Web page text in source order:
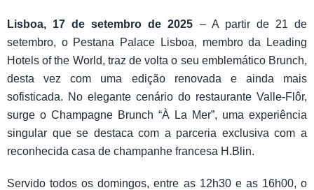
Lisboa, 17 de setembro de 2025 – A partir de 21 de
setembro, o Pestana Palace Lisboa, membro da Leading
Hotels of the World, traz de volta o seu emblemático Brunch,
desta vez com uma edição renovada e ainda mais
sofisticada. No elegante cenário do restaurante Valle-Flôr,
surge o Champagne Brunch “À La Mer”, uma experiência
singular que se destaca com a parceria exclusiva com a
reconhecida casa de champanhe francesa H.Blin.
Servido todos os domingos, entre as 12h30 e as 16h00, o